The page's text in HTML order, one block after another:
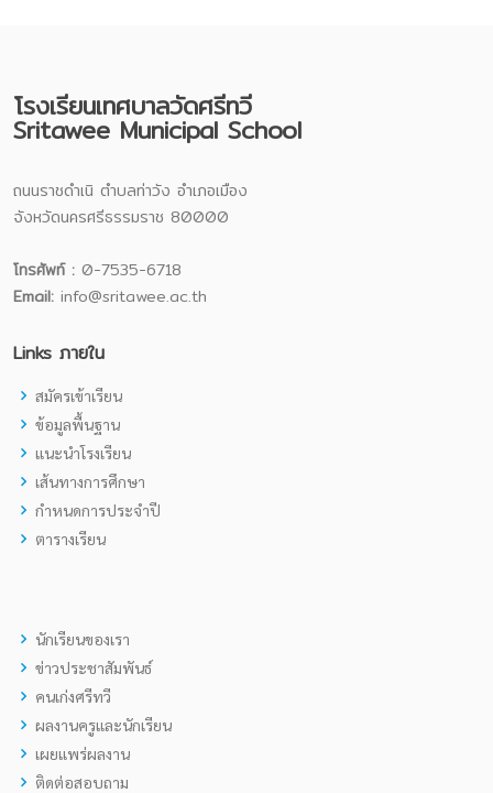
โรงเรียนเทศบาลวัดศรีทวี
Sritawee Municipal School
ถนนราชดำเนิ ตำบลท่าวัง อำเภอเมือง
จังหวัดนครศรีธรรมราช 80000
โทรศัพท์ : 0-7535-6718
Email: info@sritawee.ac.th
Links ภายใน
สมัครเข้าเรียน
ข้อมูลพื้นฐาน
แนะนำโรงเรียน
เส้นทางการศึกษา
กำหนดการประจำปี
ตารางเรียน
นักเรียนของเรา
ข่าวประชาสัมพันธ์
คนเก่งศรีทวี
ผลงานครูและนักเรียน
เผยแพร่ผลงาน
ติดต่อสอบถาม